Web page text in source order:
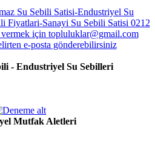
- Endustriyel Su Sebilleri
Mutfak Aletleri